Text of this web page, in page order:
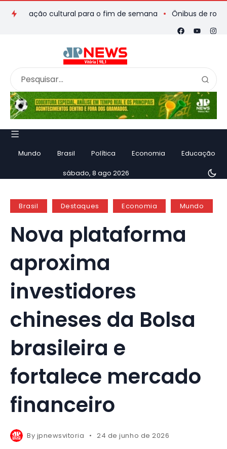
cultural para o fim de semana Ônibus de romeiros
Mundo Brasil Política Economia Educação
sábado, 8 ago 2026
Brasil Destaques Economia Mundo
Nova plataforma
aproxima
investidores
chineses da Bolsa
brasileira e
fortalece mercado
financeiro
By jpnewsvitoria 24 de junho de 2026